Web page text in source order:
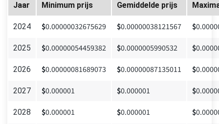
Jaar Minimum prijs Gemiddelde prijs
2024 $0.00000032675629 $0.00000038121567 $
2025 $0.00000054459382 $0.0000005990532 $
2026 $0.00000081689073 $0.00000087135011 $
2027 $0.000001 $0.000001 $
2028 $0.000001 $0.000001 $